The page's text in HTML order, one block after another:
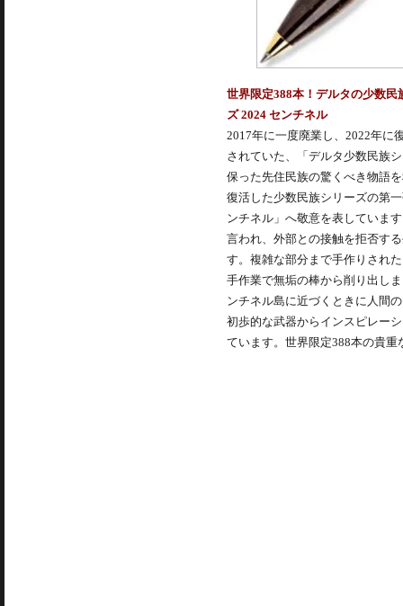
世界限定388本！デルタの少数
ズ 2024 センチネル
2017年に一度廃業し、2022年に
されていた、「デルタ少数民族
保った先住民族の驚くべき物語
復活した少数民族シリーズの第
ンチネル」へ敬意を表していま
言われ、外部との接触を拒否す
す。複雑な部分まで手作りされ
手作業で無垢の棒から削り出し
ンチネル島に近づくときに人間
初歩的な武器からインスピレー
ています。世界限定388本の貴重